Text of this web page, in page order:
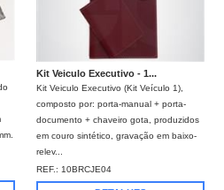
Kit Veiculo Executivo - 1...
Kit Veiculo Executivo (Kit Veículo 1),
composto por: porta-manual + porta-
documento + chaveiro gota, produzidos
em couro sintético, gravação em baixo-
relev...
REF.: 10BRCJE04